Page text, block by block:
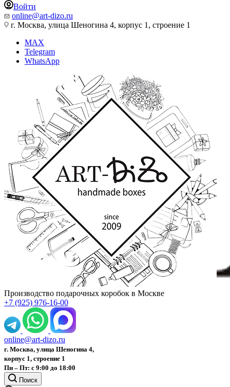
Войти
online@art-dizo.ru
г. Москва, улица Шеногина 4, корпус 1, строение 1
MAX
Telegram
WhatsApp
Производство подарочных коробок в Москве
+7 (925) 976-16-00
online@art-dizo.ru
г. Москва, улица Шеногина 4,
корпус 1, строение 1
Пн – Пт: с 9:00 до 18:00
Поиск